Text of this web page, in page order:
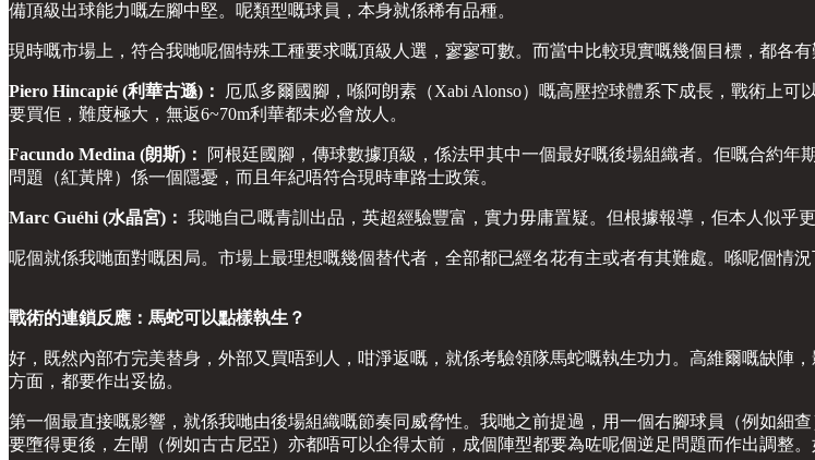
備頂級出球能力嘅左腳中堅。呢類型嘅球員，本身就係稀有品種。
現時嘅市場上，符合我哋呢個特殊工種要求嘅頂級人選，寥寥可數。而當中比較現實嘅幾個目標，都各有
Piero Hincapié (利華古遜)：
厄瓜多爾國腳，喺阿朗素（Xabi Alonso）嘅高壓控球體系下成長，戰術上
要買佢，難度極大，無返6~70m利華都未必會放人。
Facundo Medina (朗斯)：
阿根廷國腳，傳球數據頂級，係法甲其中一個最好嘅後場組織者。佢嘅合約
問題（紅黃牌）係一個隱憂，而且年紀唔符合現時車路士政策。
Marc Guéhi (水晶宮)： 我哋自己嘅青訓出品，英超經驗豐富，實力毋庸置疑。但根據報導，佢本人似乎
呢個就係我哋面對嘅困局。市場上最理想嘅幾個替代者，全部都已經名花有主或者有其難處。喺呢個情
戰術的連鎖反應：馬蛇可以點樣執生？
好，既然內部冇完美替身，外部又買唔到人，咁淨返嘅，就係考驗領隊馬蛇嘅執生功力。高維爾嘅缺陣
方面，都要作出妥協。
第一個最直接嘅影響，就係我哋由後場組織嘅節奏同威脅性。我哋之前提過，用一個右腳球員（例如細
要墮得更後，左閘（例如古古尼亞）亦都唔可以企得太前，成個陣型都要為咗呢個逆足問題而作出調整